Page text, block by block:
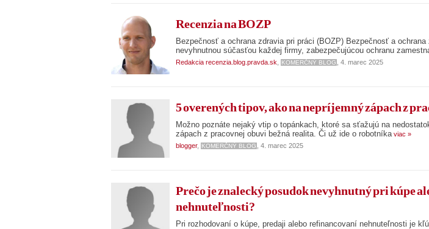
Recenzia na BOZP
Bezpečnosť a ochrana zdravia pri práci (BOZP) ​Bezpečnosť a
nevyhnutnou súčasťou každej firmy, zabezpečujúcou ochranu
Redakcia recenzia.blog.pravda.sk
KOMERČNÝ BLOG , 4. marec 2025
5 overených tipov, ako na nepríjemný zápach z
Možno poznáte nejaký vtip o topánkach, ktoré sa sťažujú na
zápach z pracovnej obuvi bežná realita. Či už ide o robotníka viac »
blogger, KOMERČNÝ BLOG , 4. marec 2025
Prečo je znalecký posudok nevyhnutný pri kúpe
nehnuteľnosti?
Pri rozhodovaní o kúpe, predaji alebo refinancovaní nehnuteľnosti je